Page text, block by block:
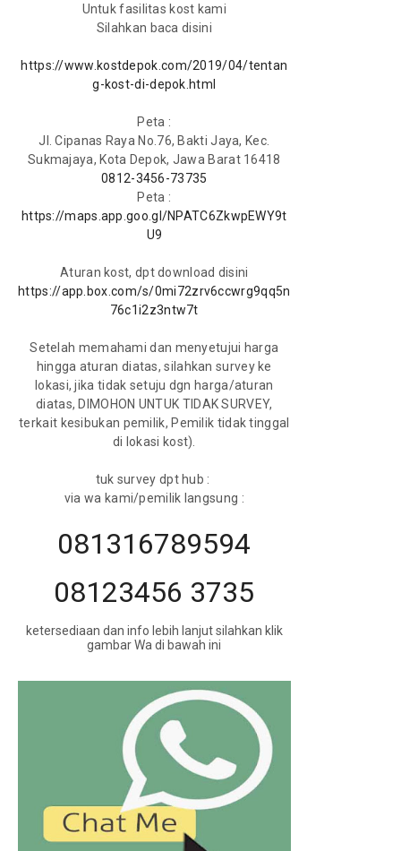
Untuk fasilitas kost kami
Silahkan baca disini
https://www.kostdepok.com/2019/04/tentan
g-kost-di-depok.html
Peta :
Jl. Cipanas Raya No.76, Bakti Jaya, Kec.
Sukmajaya, Kota Depok, Jawa Barat 16418
0812-3456-73735
Peta :
https://maps.app.goo.gl/NPATC6ZkwpEWY9t
U9
Aturan kost, dpt download disini
https://app.box.com/s/0mi72zrv6ccwrg9qq5n
76c1i2z3ntw7t
Setelah memahami dan menyetujui harga
hingga aturan diatas, silahkan survey ke
lokasi, jika tidak setuju dgn harga/aturan
diatas, DIMOHON UNTUK TIDAK SURVEY,
terkait kesibukan pemilik, Pemilik tidak tinggal
di lokasi kost).
tuk survey dpt hub :
via wa kami/pemilik langsung :
081316789594
08123456 3735
ketersediaan dan info lebih lanjut silahkan klik
gambar Wa di bawah ini